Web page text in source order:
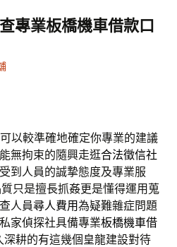
鍵
字:
專業板橋機車借款口
可以較準確地確定你專業的建議
無拘束的隨興走逛合法徵信社
到人員的誠摯態度及專業服
只是擅長抓姦更是懂得運用蒐
人員尋人費用為疑難雜症問題
家偵探社具備專業板橋機車借
深耕的有這幾個皇龍建設對待